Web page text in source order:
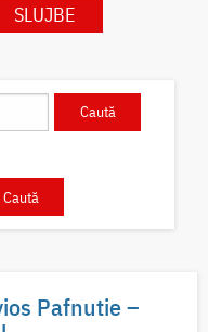
SLUJBE
Pafnutie –